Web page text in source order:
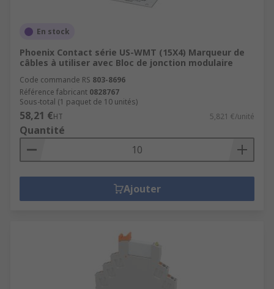
En stock
Phoenix Contact série US-WMT (15X4) Marqueur de
câbles à utiliser avec Bloc de jonction modulaire
Code commande RS 803-8696
Référence fabricant 0828767
Sous-total (1 paquet de 10 unités)
58,21 €HT 5,821 €/unité
Quantité
Ajouter